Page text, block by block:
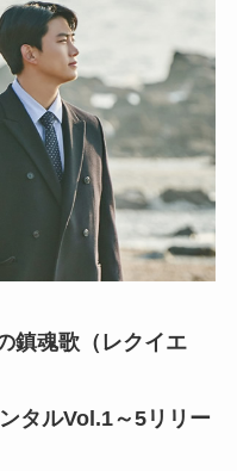
鎮魂歌（レクイエ
タルVol.1～5リリー